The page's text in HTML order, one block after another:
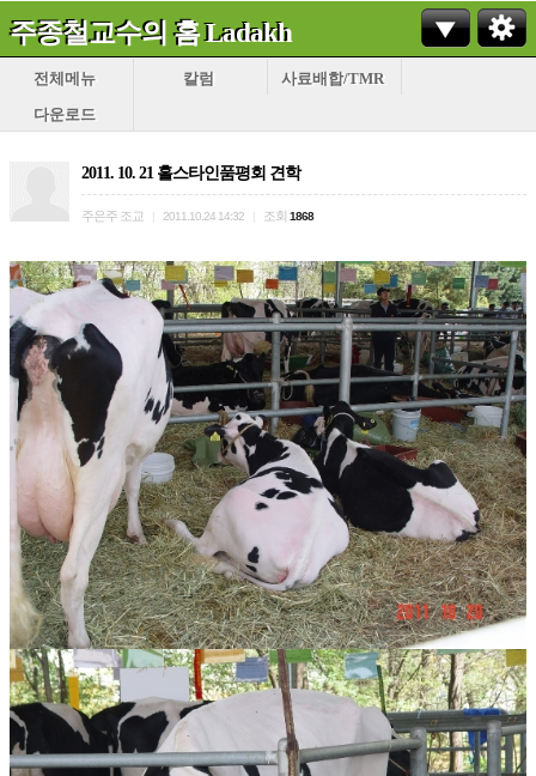
주종철교수의 홈 Ladakh
전체메뉴 칼럼
사료배합/TMR
다운로드
2011. 10. 21 홀스타인품평회 견학
주은주 조교 2011.10.24 14:32 조회 1868